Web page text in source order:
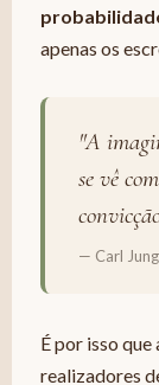
apenas os
"A
se vê
— Carl Jung
É por isso
realizadores